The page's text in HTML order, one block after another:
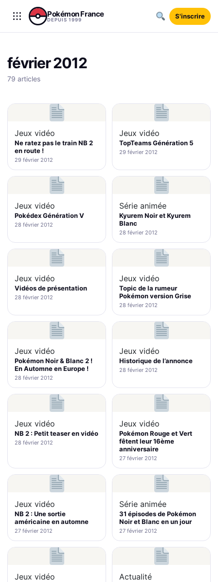
Aller au contenu
Pokémon France
DEPUIS 1999 S'inscrire
février 2012
79 articles
Jeux vidéo
Ne ratez pas le train NB 2
en route !
29 février 2012
Jeux vidéo
TopTeams Génération 5
29 février 2012
Jeux vidéo
Pokédex Génération V
28 février 2012
Série animée
Kyurem Noir et Kyurem
Blanc
28 février 2012
Jeux vidéo
Vidéos de présentation
28 février 2012
Jeux vidéo
Topic de la rumeur
Pokémon version Grise
28 février 2012
Jeux vidéo
Pokémon Noir & Blanc 2 !
En Automne en Europe !
28 février 2012
Jeux vidéo
Historique de l’annonce
28 février 2012
Jeux vidéo
NB 2 : Petit teaser en vidéo
28 février 2012
Jeux vidéo
Pokémon Rouge et Vert
fêtent leur 16ème
anniversaire
27 février 2012
Jeux vidéo
NB 2 : Une sortie
américaine en automne
27 février 2012
Série animée
31 épisodes de Pokémon
Noir et Blanc en un jour
27 février 2012
Jeux vidéo Actualité